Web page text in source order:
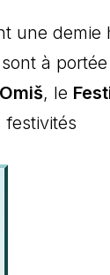
une demie
à
, le
festivités